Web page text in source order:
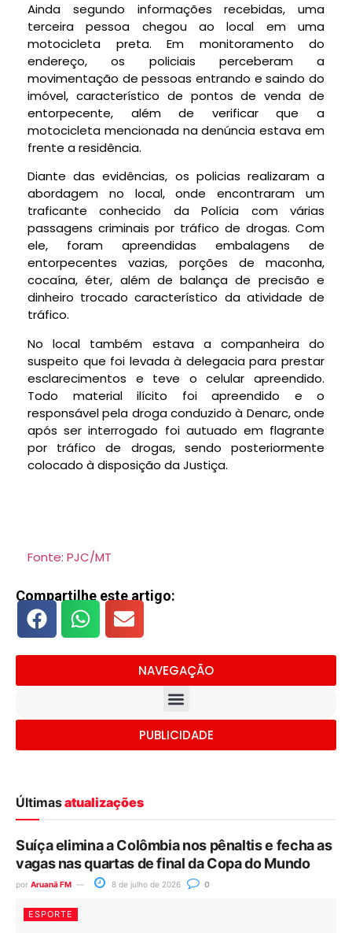
Ainda segundo informações recebidas, uma
terceira pessoa chegou ao local em uma
motocicleta preta. Em monitoramento do
endereço, os policiais perceberam a
movimentação de pessoas entrando e saindo do
imóvel, característico de pontos de venda de
entorpecente, além de verificar que a
motocicleta mencionada na denúncia estava em
frente a residência.
Diante das evidências, os policias realizaram a
abordagem no local, onde encontraram um
traficante conhecido da Polícia com várias
passagens criminais por tráfico de drogas. Com
ele, foram apreendidas embalagens de
entorpecentes vazias, porções de maconha,
cocaína, éter, além de balança de precisão e
dinheiro trocado característico da atividade de
tráfico.
No local também estava a companheira do
suspeito que foi levada à delegacia para prestar
esclarecimentos e teve o celular apreendido.
Todo material ilícito foi apreendido e o
responsável pela droga conduzido à Denarc, onde
após ser interrogado foi autuado em flagrante
por tráfico de drogas, sendo posteriormente
colocado à disposição da Justiça.
Fonte: PJC/MT
Compartilhe este artigo:
NAVEGAÇÃO
PUBLICIDADE
Últimasatualizações
Suíça elimina a Colômbia nos pênaltis e fecha as
vagas nas quartas de final da Copa do Mundo
por Aruanã FM 8 de julho de 2026 0
ESPORTE